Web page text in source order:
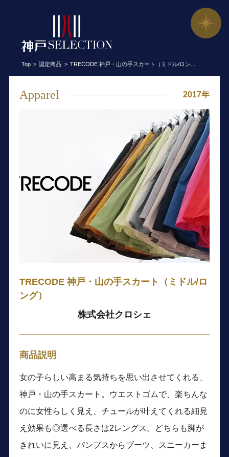
TRECODE 神戸・山の手スカート（ミ
Top 認定商品 TRECODE 神戸・山の手スカート（ミドル/ロン...
Apparel 2017年
TRECODE 神戸・山の手スカート（ミドル/ロ
ング）
株式会社クロシェ
商品説明
女の子らしい高まる気持ちを思い出させてくれる、
神戸・山の手スカート。ウエストゴムで、楽ちんな
のに女性らしく見え、チュールが叶えてくれる細見
え効果も◎選べる長さは2レングス。どちらも脚が
きれいに見え、パンプスからブーツ、スニーカーま